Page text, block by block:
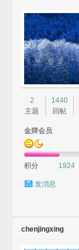
2
主题
1440
回帖
金牌会员
积分 1924
发消息
chenjingxing